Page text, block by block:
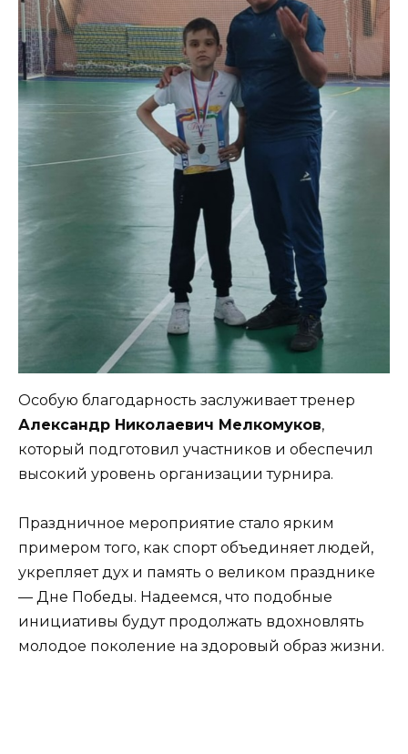
Особую благодарность заслуживает тренер
Александр Николаевич Мелкомуков,
который подготовил участников и обеспечил
высокий уровень организации турнира.
Праздничное мероприятие стало ярким
примером того, как спорт объединяет людей,
укрепляет дух и память о великом празднике
— Дне Победы. Надеемся, что подобные
инициативы будут продолжать вдохновлять
молодое поколение на здоровый образ жизни.